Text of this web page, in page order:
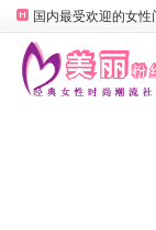
国内最受欢迎的女